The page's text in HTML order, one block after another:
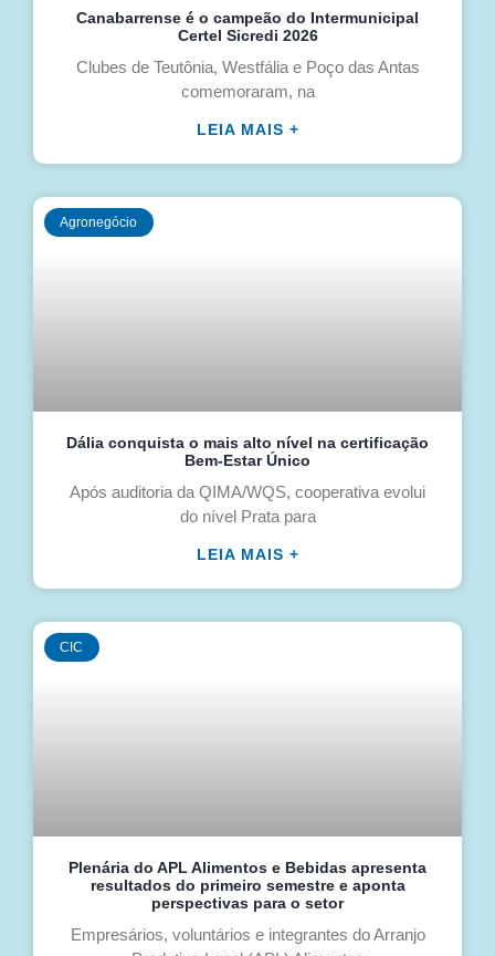
Canabarrense é o campeão do Intermunicipal
Certel Sicredi 2026
Clubes de Teutônia, Westfália e Poço das Antas
comemoraram, na
LEIA MAIS +
Agronegócio
Dália conquista o mais alto nível na certificação
Bem-Estar Único
Após auditoria da QIMA/WQS, cooperativa evolui
do nível Prata para
LEIA MAIS +
CIC
Plenária do APL Alimentos e Bebidas apresenta
resultados do primeiro semestre e aponta
perspectivas para o setor
Empresários, voluntários e integrantes do Arranjo